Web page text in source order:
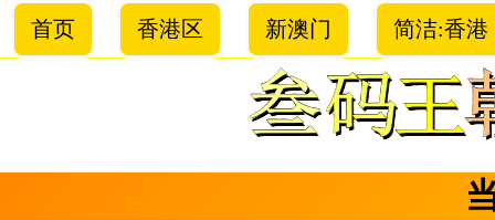
首页 香港区 新澳门 简洁:香港